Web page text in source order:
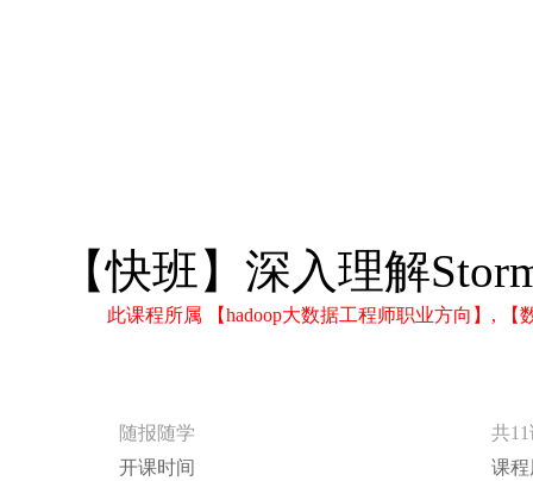
【快班】深入理解
此课程所属 【hadoop大数据工程师职业方向】,
随报随学
共
开课时间
课